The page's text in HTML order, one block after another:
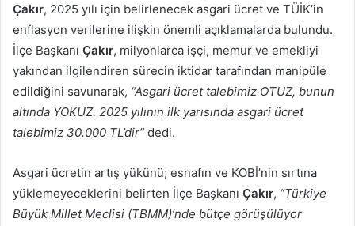
Çakır, 2025 yılı için belirlenecek asgari ücret ve TÜİK’in
enflasyon verilerine ilişkin önemli açıklamalarda bulundu.
İlçe Başkanı Çakır, milyonlarca işçi, memur ve emekliyi
yakından ilgilendiren sürecin iktidar tarafından manipüle
edildiğini savunarak, “Asgari ücret talebimiz OTUZ, bunun
altında YOKUZ. 2025 yılının ilk yarısında asgari ücret
talebimiz 30.000 TL’dir” dedi.
Asgari ücretin artış yükünü; esnafın ve KOBİ’nin sırtına
yüklemeyeceklerini belirten İlçe Başkanı Çakır, “Türkiye
Büyük Millet Meclisi (TBMM)’nde bütçe görüşülüyor